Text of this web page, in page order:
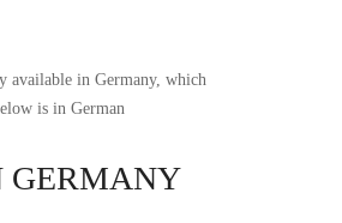
available in Germany, which
is in German
GERMANY